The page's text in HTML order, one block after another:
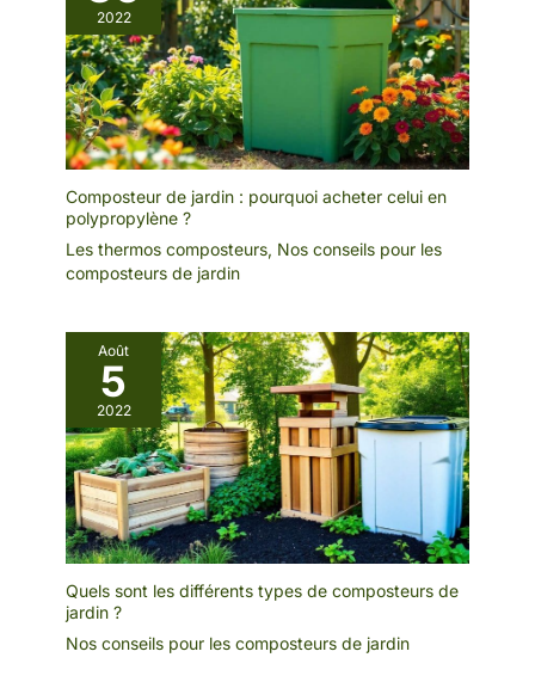
2022
Composteur de jardin : pourquoi acheter celui en
polypropylène ?
Les thermos composteurs, Nos conseils pour les
composteurs de jardin
Août
5
2022
Quels sont les différents types de composteurs de
jardin ?
Nos conseils pour les composteurs de jardin